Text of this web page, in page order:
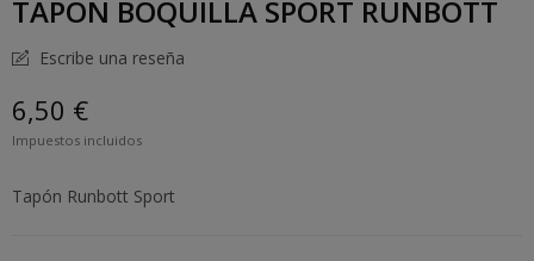
TAPON BOQUILLA SPORT RUNBOTT
Escribe una reseña
6,50 €
Impuestos incluidos
Tapón Runbott Sport